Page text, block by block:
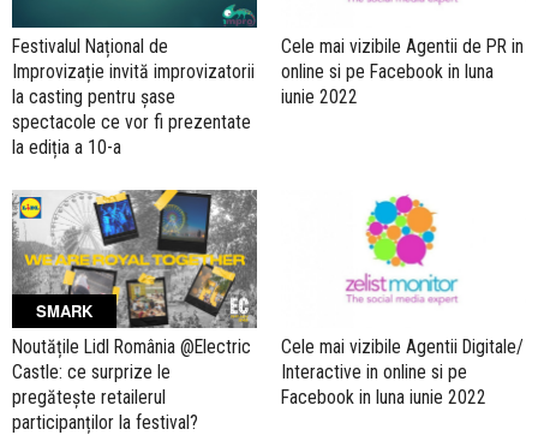
Festivalul Național de
Improvizație invită improvizatorii
la casting pentru șase
spectacole ce vor fi prezentate
la ediția a 10-a
Cele mai vizibile Agentii de PR in
online si pe Facebook in luna
iunie 2022
SMARK
Noutățile Lidl România @Electric
Castle: ce surprize le
pregătește retailerul
participanților la festival?
Cele mai vizibile Agentii Digitale/
Interactive in online si pe
Facebook in luna iunie 2022